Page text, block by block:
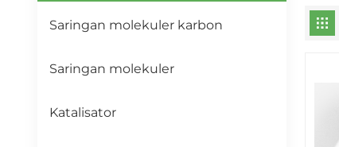
Saringan molekuler karbon
Saringan molekuler
Katalisator